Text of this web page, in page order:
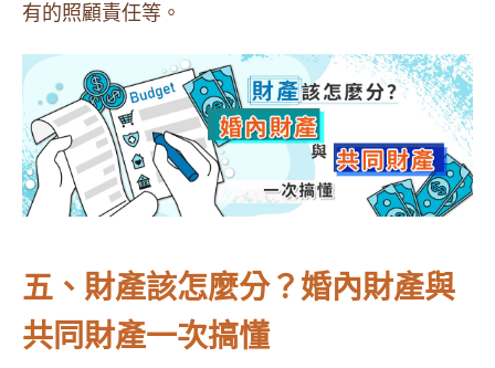
有的照顧責任等。
五、財產該怎麼分？婚內財產與
共同財產一次搞懂